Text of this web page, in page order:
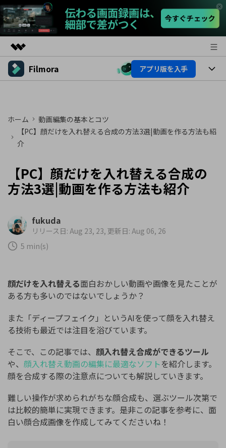
製品
ソリューション
企業情報
プラン＆価格
サポート
Filmora アプリ版を入手
プラットフォーム
製品機能
AI機能
AI機能
活用法
Filmoraのユーザー層
ビデオソリューション
動画編集関連知識
動画編集のコツ
サポート
カスタマーサポート
購入する ログイン
ホーム
動画編集の基本とコツ
【PC】顔だけを入れ替える合成の方法3選|動画を作る方法も紹
介
【PC】顔だけを入れ替える合成の
方法3選|動画を作る方法も紹介
fukuda
リリース日: Aug 23, 23, 更新日: Aug 06, 26
5 min(s)
顔だけを入れ替える面白おかしい動画や画像を見たことが
ある方も多いのではないでしょうか？
また「ディープフェイク」というAIを使って顔を入れ替え
る技術も最近では注目を浴びています。
そこで、この記事では、 顔入れ替え合成ができるツール
や、 顔入れ替え動画の編集に最適なソフトを紹介します。
顔を合成する際の注意点についても解説していきます。
難しい操作が求められがちな顔合成も、選ぶツール次第で
は比較的簡単に実現できます。是非この記事を参考に、面
白い顔合成画像を作成してみてくださいね！